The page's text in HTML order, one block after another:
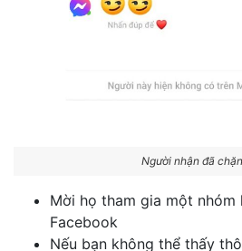
Người nhận đã
Mời họ tham gia một nhóm
Facebook
Nếu bạn không thể thấy